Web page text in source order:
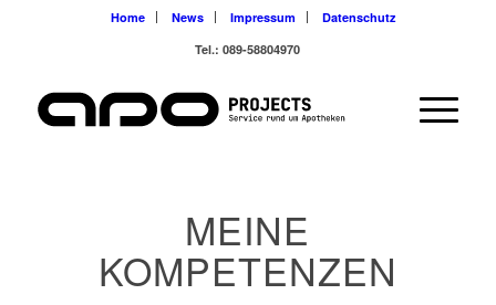
Home News Impressum
Datenschutz
Tel.: 089-58804970
MEINE
KOMPETENZEN